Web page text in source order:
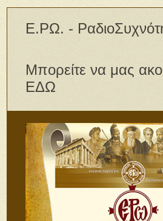
Ε.ΡΩ. -
Μπορείτε να μας
ΕΔΩ